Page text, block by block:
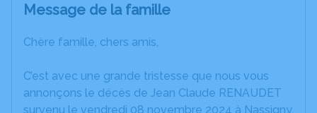
Message de la famille
Chère famille, chers amis,
C’est avec une grande tristesse que nous vous
annonçons le décès de Jean Claude RENAUDET
survenu le vendredi 08 novembre 2024 à Nassigny.